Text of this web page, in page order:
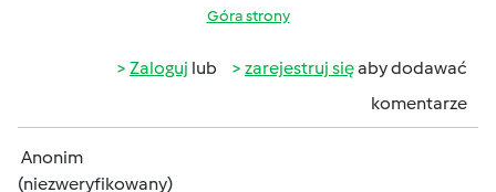
Góra strony
Zaloguj lub zarejestruj sięaby dodawać
komentarze
Anonim
(niezweryfikowany)